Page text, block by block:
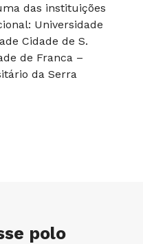
das instituições
Universidade
Cidade de S.
de Franca –
da Serra
polo